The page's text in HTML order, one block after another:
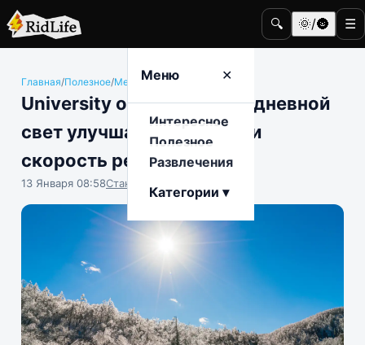
🔍 🌞/🌚 ☰
Меню ✕
Интересное
Полезное
Развлечения
Категории ▾
Главная/Полезное/Медицина и здоровье
University of Manchester: дневной
свет улучшает внимание и
скорость реакции
13 Января 08:58Станислав Тимонов